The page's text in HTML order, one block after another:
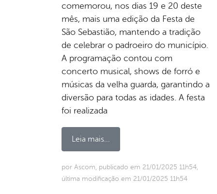
comemorou, nos dias 19 e 20 deste
mês, mais uma edição da Festa de
São Sebastião, mantendo a tradição
de celebrar o padroeiro do município.
A programação contou com
concerto musical, shows de forró e
músicas da velha guarda, garantindo a
diversão para todas as idades. A festa
foi realizada
Leia mais...
por Ascom, publicado em 21/01/2025 11h54,
última modificação em 21/01/2025 11h54